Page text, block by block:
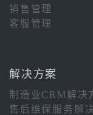
销售管理
客服管理
解决方案
制造业CRM解决
售后维保服务解